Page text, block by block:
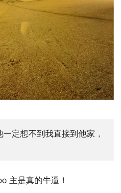
定想不到我直接到他家，
主是真的牛逼！